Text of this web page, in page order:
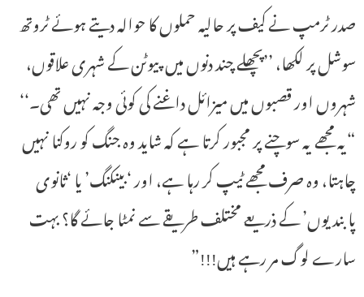
صدر ٹرمپ نے کیف پر حالیہ حملوں کا حوالہ دیتے ہوئے ٹروتھ
سوشل پر لکھا، ’’پچھلے چند دنوں میں پیوٹن کے شہری علاقوں،
شہروں اور قصبوں میں میزائل داغنے کی کوئی وجہ نہیں تھی۔‘‘
“یہ مجھے یہ سوچنے پر مجبور کرتا ہے کہ شاید وہ جنگ کو روکنا نہیں
چاہتا، وہ صرف مجھے ٹیپ کر رہا ہے، اور ‘بینکنگ’ یا ‘ثانوی
پابندیوں’ کے ذریعے مختلف طریقے سے نمٹا جائے گا؟ بہت
سارے لوگ مر رہے ہیں!!!”